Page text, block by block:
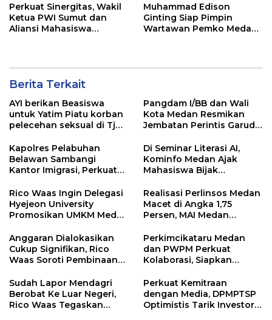
Perkuat Sinergitas, Wakil
Ketua PWI Sumut dan
Aliansi Mahasiswa
Muhammad Edison
Ginting Siap Pimpin
Wartawan Pemko Medan,
Berita Terkait
AYI berikan Beasiswa
untuk Yatim Piatu korban
pelecehan seksual di Tj
Pangdam I/BB dan Wali
Kota Medan Resmikan
Jembatan Perintis Garuda,
Medan Polonia-Johor-
Maimun
Kapolres Pelabuhan
Belawan Sambangi
Kantor Imigrasi, Perkuat
Pelabuhan Internasional
Di Seminar Literasi AI,
Kominfo Medan Ajak
Mahasiswa Bijak
Buatan
Rico Waas Ingin Delegasi
Hyejeon University
Promosikan UMKM Medan
Realisasi Perlinsos Medan
Macet di Angka 1,75
Persen, MAI Medan
Merosotnya Kredibilitas
Pemko
Anggaran Dialokasikan
Cukup Signifikan, Rico
Waas Soroti Pembinaan
Evaluasi Kinerja Pengurus
Harian
Perkimcikataru Medan
dan PWPM Perkuat
Kolaborasi, Siapkan
Sudah Lapor Mendagri
Berobat Ke Luar Negeri,
Rico Waas Tegaskan
Perkuat Kemitraan
dengan Media, DPMPTSP
Optimistis Tarik Investor